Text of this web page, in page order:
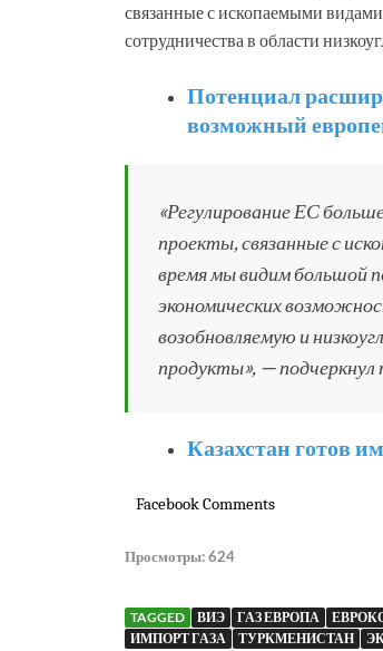
связанные с ископаемыми
сотрудничества в области
Потенциал
возможный
«Регулирование ЕС
проекты, связанные с
время мы видим большой
экономических
возобновляемую и
продукты», — подчеркнул
Казахстан готов
Facebook Comments
Просмотры:624
TAGGED ВИЭ ГАЗ ЕВРОПА
ИМПОРТ ГАЗА
ТУРКМЕНИСТАН